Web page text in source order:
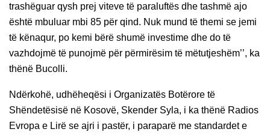
trashëguar qysh prej viteve të paraluftës dhe tashmë ajo
është mbuluar mbi 85 për qind. Nuk mund të themi se jemi
të kënaqur, po kemi bërë shumë investime dhe do të
vazhdojmë të punojmë për përmirësim të mëtutjeshëm’’, ka
thënë Bucolli.
Ndërkohë, udhëheqësi i Organizatës Botërore të
Shëndetësisë në Kosovë, Skender Syla, i ka thënë Radios
Evropa e Lirë se ajri i pastër, i paraparë me standardet e